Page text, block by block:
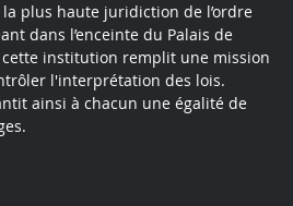
plus haute juridiction de l’ordre
dans l’enceinte du Palais de
institution remplit une mission
l'interprétation des lois.
ainsi à chacun une égalité de